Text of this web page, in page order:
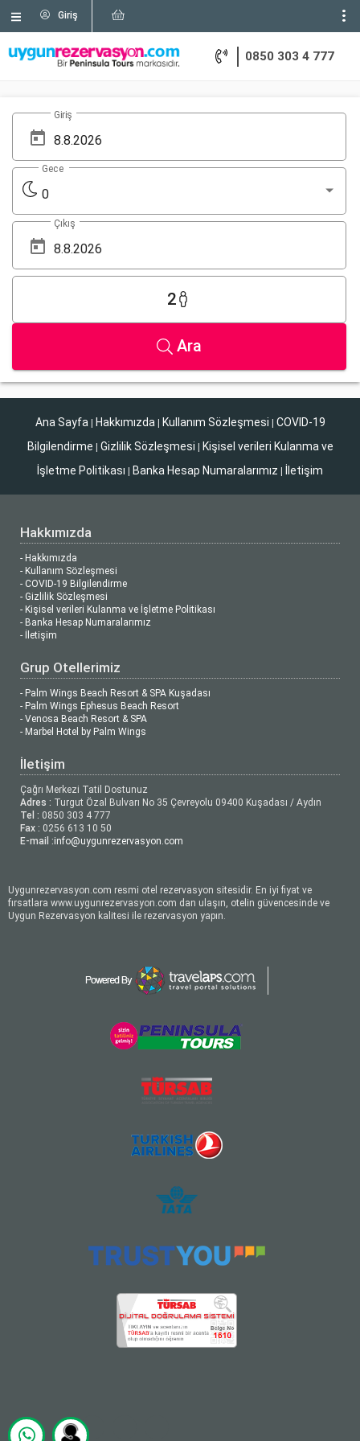
Giriş
0850 303 4 777
Giriş
0
Gece
Çıkış
2
Ara
Ana Sayfa | Hakkımızda | Kullanım Sözleşmesi | COVID-19
Bilgilendirme | Gizlilik Sözleşmesi | Kişisel verileri Kulanma ve
İşletme Politikası | Banka Hesap Numaralarımız | İletişim
Hakkımızda
- Hakkımızda
- Kullanım Sözleşmesi
- COVID-19 Bilgilendirme
- Gizlilik Sözleşmesi
- Kişisel verileri Kulanma ve İşletme Politikası
- Banka Hesap Numaralarımız
- İletişim
Grup Otellerimiz
- Palm Wings Beach Resort & SPA Kuşadası
- Palm Wings Ephesus Beach Resort
- Venosa Beach Resort & SPA
- Marbel Hotel by Palm Wings
İletişim
Çağrı Merkezi Tatil Dostunuz
Adres : Turgut Özal Bulvarı No 35 Çevreyolu 09400 Kuşadası / Aydın
Tel : 0850 303 4 777
Fax : 0256 613 10 50
E-mail :info@uygunrezervasyon.com
Uygunrezervasyon.com resmi otel rezervasyon sitesidir. En iyi fiyat ve
fırsatlara www.uygunrezervasyon.com dan ulaşın, otelin güvencesinde ve
Uygun Rezervasyon kalitesi ile rezervasyon yapın.